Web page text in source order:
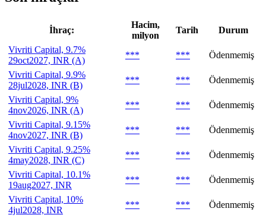
İhraç:
Hacim,
milyon
Tarih
Durum
Vivriti Capital, 9.7%
29oct2027, INR (A)
*** ***
Ödenmemiş
Vivriti Capital, 9.9%
28jul2028, INR (B)
*** ***
Ödenmemiş
Vivriti Capital, 9%
4nov2026, INR (A)
*** ***
Ödenmemiş
Vivriti Capital, 9.15%
4nov2027, INR (B)
*** ***
Ödenmemiş
Vivriti Capital, 9.25%
4may2028, INR (C)
*** ***
Ödenmemiş
Vivriti Capital, 10.1%
19aug2027, INR
*** ***
Ödenmemiş
Vivriti Capital, 10%
4jul2028, INR
*** ***
Ödenmemiş